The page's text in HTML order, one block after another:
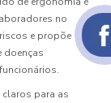
no
e propõe
doenças
para as